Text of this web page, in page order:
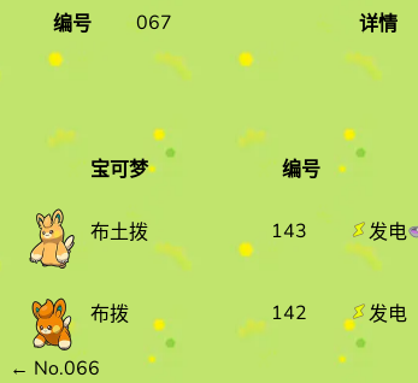
编号 067 详情
宝可梦
编号
宝可梦
布土拨
143 发电
布拨 142 发电
← No.066